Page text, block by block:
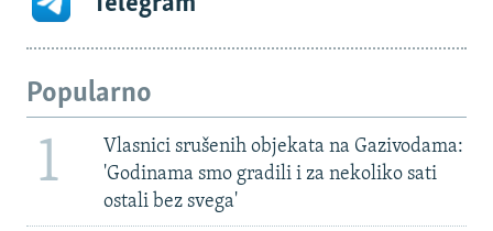
Popularno
1
Vlasnici srušenih objekata na Gazivodama:
'Godinama smo gradili i za nekoliko sati
ostali bez svega'